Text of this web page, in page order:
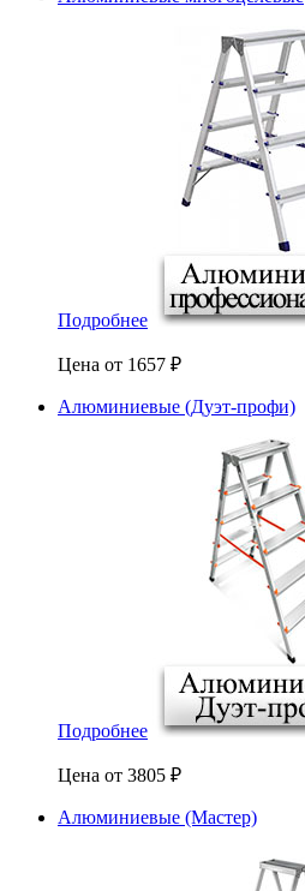
Подробнее
Цена от 1657 ₽
Алюминиевые (Дуэт-профи)
Подробнее
Цена от 3805 ₽
Алюминиевые (Мастер)